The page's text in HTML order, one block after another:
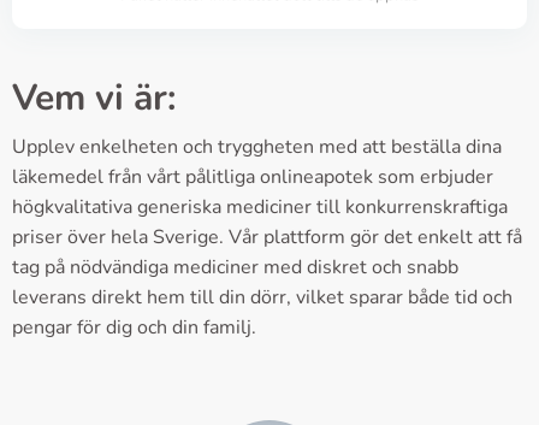
Vem vi är:
Upplev enkelheten och tryggheten med att beställa dina
läkemedel från vårt pålitliga onlineapotek som erbjuder
högkvalitativa generiska mediciner till konkurrenskraftiga
priser över hela Sverige. Vår plattform gör det enkelt att få
tag på nödvändiga mediciner med diskret och snabb
leverans direkt hem till din dörr, vilket sparar både tid och
pengar för dig och din familj.